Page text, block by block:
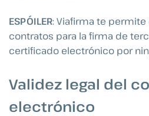
ESPÓILER: Viafirma te
contratos para la firma de
certificado electrónico por
Validez legal del
electrónico